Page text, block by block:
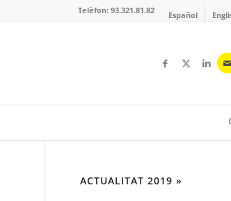
Español
Telèfon: 93.321.81.82
ACTUALITAT 2019 »